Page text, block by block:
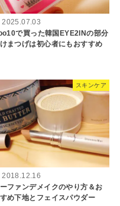
2025.07.03
で買った韓国EYE2INの部分
まつげは初心者にもおすすめ
スキンケア
2018.12.16
ファンデメイクのやり方＆お
め下地とフェイスパウダー